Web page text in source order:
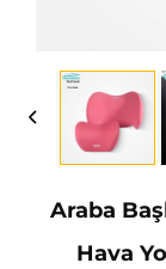
Araba
Hava
Başlığın ağırlığı
desteğinin ağırlığı